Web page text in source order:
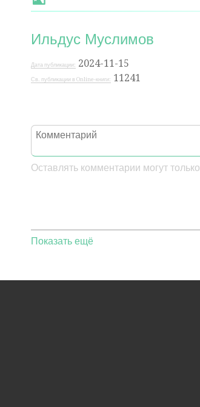
Ильдус Муслимов
Дата публикации: 2024-11-15
Св. публикации в Online-книги: 11241
Оставлять комментарии могут только
Показать ещё